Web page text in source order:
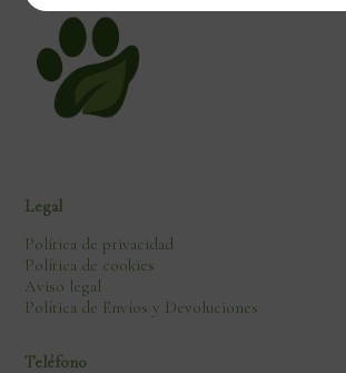
Legal
Política de privacidad
Política de cookies
Aviso legal
Política de Envíos y Devoluciones
Teléfono